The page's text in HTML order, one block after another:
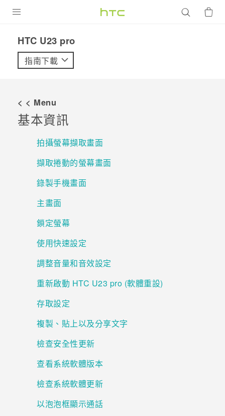
VIVE
配件
優惠專區
焦點訊息
校園專案
銷售門市
銷售通路
支援服務
VIVELAND
HTC U23 pro‎
指南下載
< < Menu
基本資訊
拍攝螢幕擷取畫面
擷取捲動的螢幕畫面
錄製手機畫面
主畫面
鎖定螢幕
使用快速設定
調整音量和音效設定
重新啟動 HTC U23 pro (軟體重設)
存取設定
複製、貼上以及分享文字
檢查安全性更新
查看系統軟體版本
檢查系統軟體更新
以泡泡框顯示通話